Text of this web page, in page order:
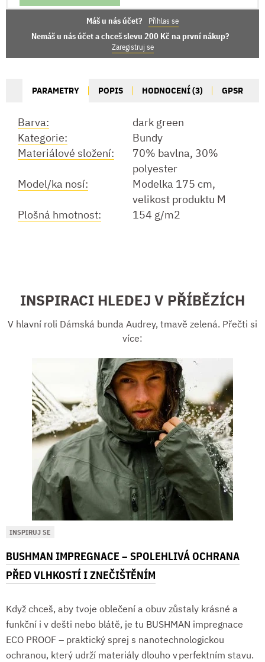
Máš u nás účet? Přihlas se
Nemáš u nás účet a chceš slevu 200 Kč na první nákup?
Zaregistruj se
PARAMETRY POPIS HODNOCENÍ (3) GPSR
Barva:
dark green
Kategorie:
Bundy
Materiálové složení:
70% bavlna, 30%
polyester
Model/ka nosí:
Modelka 175 cm,
velikost produktu M
Plošná hmotnost:
154 g/m2
INSPIRACI HLEDEJ V PŘÍBĚZÍCH
V hlavní roli Dámská bunda Audrey, tmavě zelená. Přečti si
více:
INSPIRUJ SE
BUSHMAN IMPREGNACE – SPOLEHLIVÁ OCHRANA
PŘED VLHKOSTÍ I ZNEČIŠTĚNÍM
Když chceš, aby tvoje oblečení a obuv zůstaly krásné a
funkční i v dešti nebo blátě, je tu BUSHMAN impregnace
ECO PROOF – praktický sprej s nanotechnologickou
ochranou, který udrží materiály dlouho v perfektním stavu.